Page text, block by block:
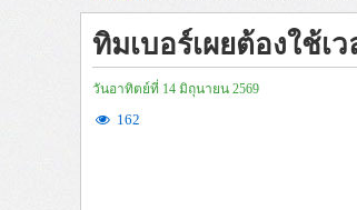
ทิมเบอร์เผยต้องใช้เ
วันอาทิตย์ที่ 14 มิถุนายน 2569
162